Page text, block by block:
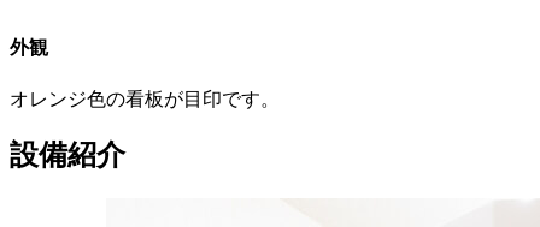
外観
オレンジ色の看板が目印です。
設備紹介